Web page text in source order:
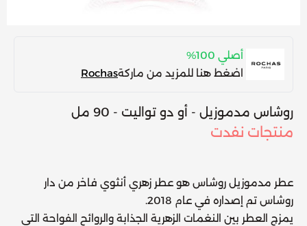
أصلي 100%
اضغط هنا للمزيد من ماركةRochas
روشاس مدموزيل - أو دو تواليت - 90 مل
منتجات نفدت
عطر مدموزيل روشاس هو عطر زهري أنثوي فاخر من دار
روشاس تم إصداره في عام 2018.
يمزج العطر بين النغمات الزهرية الجذابة والروائح الفواحة التي